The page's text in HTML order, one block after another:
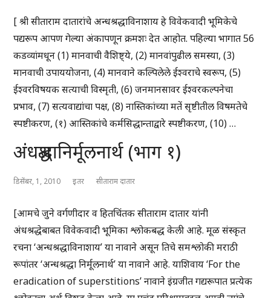
[ श्री सीताराम दातारांचे अन्धश्रद्धाविनाशाय हे विवेकवादी भूमिकेचे
पद्यरूप आपण गेल्या अंकापणून क्रमशः देत आहोत. पहिल्या भागात 56
कडव्यांमधून (1) मानवाची वैशिष्ट्ये, (2) मानवांपुढील समस्या, (3)
मानवाची उपाययोजना, (4) मानवाने कल्पिलेले ईश्वराचे स्वरूप, (5)
ईश्वरविषयक सत्याची विस्मृती, (6) जनमानसावर ईश्वरकल्पनेचा
प्रभाव, (7) सत्यवाद्यांचा पक्ष, (8) नास्तिकांच्या मतें सृष्टीतील विषमतेचे
स्पष्टीकरण, (१) आस्तिकांचे कर्मसिद्धान्ताद्वारे स्पष्टीकरण, (10) …
अंधश्रद्धानिर्मूलनार्थ (भाग १)
डिसेंबर, 1, 2010 इतर सीताराम दातार
[आमचे जुने वर्गणीदार व हितचिंतक सीताराम दातार यांनी
अंधश्रद्धेबाबत विवेकवादी भूमिका श्लोकबद्ध केली आहे. मूळ संस्कृत
रचना ‘अन्धश्रद्धाविनाशाय’ या नावाने असून तिचे समश्लोकी मराठी
रूपांतर ‘अन्धश्रद्धा निर्मूलनार्थ’ या नावाने आहे. याशिवाय ‘For the
eradication of superstitions’ नावाने इंग्रजीत गद्यरूपात प्रत्येक